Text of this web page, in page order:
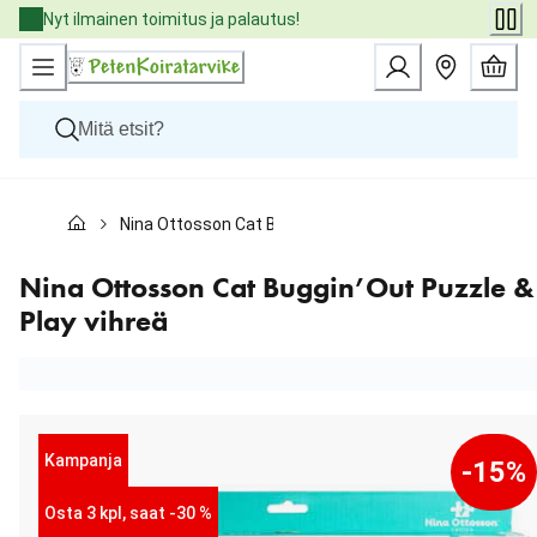
Skip
to
Content
Nyt ilmainen toimitus ja palautus!
Kissat
Eläinlääkäriruoat
Tuotemerkit
Uutuudet
Nina Ottosson Cat Buggin’Out Puzzle & Play vihreä
Nina Ottosson Cat Buggin’Out Puzzle &
Play vihreä
Kampanja
Osta 3 kpl, saat -30 %
-15%